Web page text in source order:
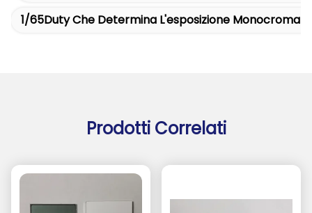
1/65Duty Che Determina L'esposizione
Prodotti Correlati